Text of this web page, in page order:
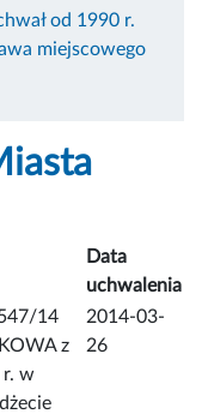
od 1990 r.
miejscowego
Data
uchwalenia
14
z
w
2014-03-
26